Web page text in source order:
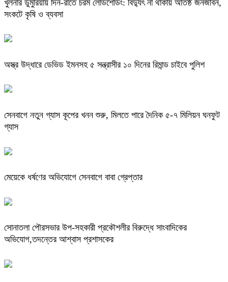
খুলনার ডুমুরিয়ায় দিন-রাতে চরম লোডশেডিং: বিদ্যুৎ না থাকায় অতিষ্ঠ জনজীবন,
সংকটে কৃষি ও ব্যবসা
অস্ত্র উদ্ধারে ডেভিড ইমনসহ ৫ সন্ত্রাসীর ১০ দিনের রিমান্ড চাইবে পুলিশ
সেনবাগে নতুন গ্যাস কূপের খনন শুরু, মিলতে পারে দৈনিক ৫-৭ মিলিয়ন ঘনফুট
গ্যাস
মেয়েকে ধর্ষণের অভিযোগে সেনবাগে বাবা গ্রেপ্তার
সোনাতলা পৌরসভার উপ-সহকারী প্রকৌশলীর বিরুদ্ধে সাংবাদিকের
অভিযোগ,তদন্তের আশ্বাস প্রশাসকের